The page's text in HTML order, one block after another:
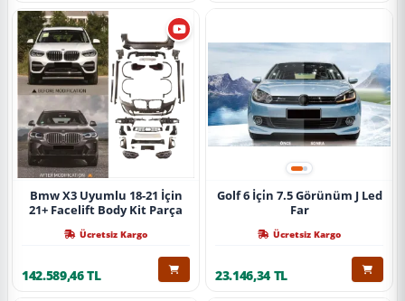
Bmw X3 Uyumlu 18-21 İçin
21+ Facelift Body Kit Parça
Ücretsiz Kargo
142.589,46 TL
Golf 6 İçi̇n 7.5 Görünüm J Led
Far
Ücretsiz Kargo
23.146,34 TL